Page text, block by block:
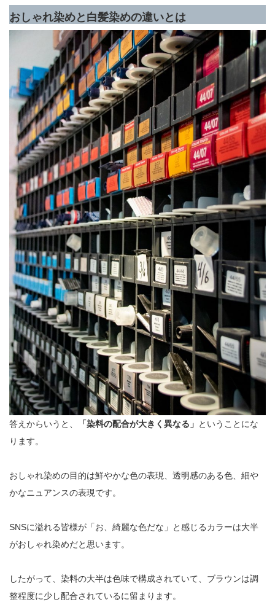
おしゃれ染めと白髪染めの違いとは
答えからいうと、 「染料の配合が大きく異なる」 ということにな
ります。
おしゃれ染めの目的は鮮やかな色の表現、透明感のある色、細や
かなニュアンスの表現です。
SNSに溢れる皆様が「お、綺麗な色だな」と感じるカラーは大半
がおしゃれ染めだと思います。
したがって、染料の大半は色味で構成されていて、ブラウンは調
整程度に少し配合されているに留まります。